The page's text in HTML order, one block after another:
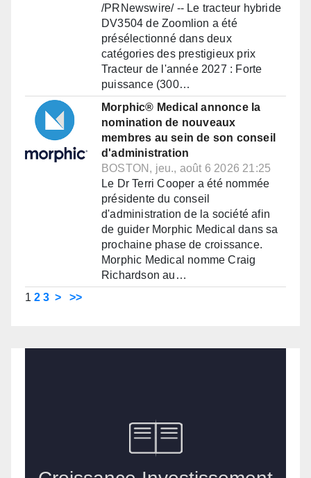
/PRNewswire/ -- Le tracteur hybride
DV3504 de Zoomlion a été
présélectionné dans deux
catégories des prestigieux prix
Tracteur de l'année 2027 : Forte
puissance (300…
Morphic® Medical annonce la
nomination de nouveaux
membres au sein de son conseil
d'administration
BOSTON, jeu., août 6 2026 21:25
Le Dr Terri Cooper a été nommée
présidente du conseil
d'administration de la société afin
de guider Morphic Medical dans sa
prochaine phase de croissance.
Morphic Medical nomme Craig
Richardson au…
1 2 3 > >>